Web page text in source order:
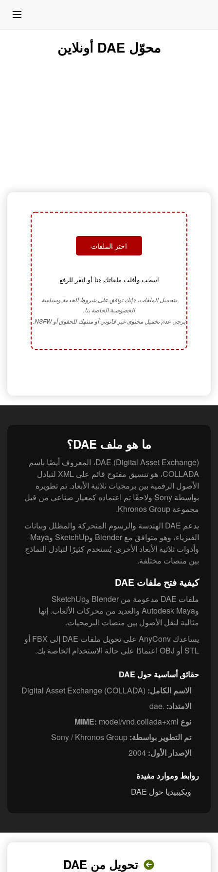
محوّل DAE أونلاين
اختر الملفات
اسحب وأفلت ملفاتك هنا أو انقر للرفع
بتحميل الملفات، فإنك توافق على شروط الخدمة وسياسة
الخصوصية الخاصة بنا.
يُرجى عدم تحميل محتوى غير قانوني أو منتهك للحقوق أو NSFW.
ما هو ملف DAE؟
DAE (Digital Asset Exchange)، المعروف أيضًا باسم
COLLADA، هو تنسيق مفتوح قائم على XML لتبادل
الأصول الرقمية بين برمجيات ثلاثية الأبعاد. تم تطويره
بواسطة Sony ولاحقًا تم اعتماده كمعيار صناعي من قبل
مجموعة Khronos Group.
يدعم DAE الهندسة والرسوم المتحركة والمظلل وبيانات
الفيزياء، وهو متوافق مع Blender وSketchUp وMaya
وأدوات ثلاثية الأبعاد الأخرى. يُستخدم كثيرًا لتبادل النماذج
بين منصات مختلفة.
كيفية فتح ملفات DAE
ملفات DAE مدعومة من Blender وSketchUp
وAutodesk Maya والعديد من محركات الألعاب. إنها
مثالية لنقل الأصول بين منصات البرمجيات.
يساعدك AnyConv على تحويل ملفات DAE إلى FBX أو
STL أو OBJ اعتمادًا على حالة الاستخدام الخاصة بك.
حقائق أساسية حول DAE
الاسم الكامل:
الامتداد: .dae
نوع MIME: model/vnd.collada+xml
تم التطوير بواسطة:
الإصدار الأول:
روابط وموارد مفيدة
ويكيبيديا حول DAE
تحويل من DAE